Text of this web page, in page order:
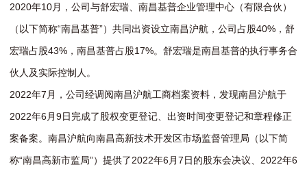
2020年10月，公司与舒宏瑞、南昌基普企业管理中心（有限合伙）
（以下简称“南昌基普”）共同出资设立南昌沪航，公司占股40%，舒
宏瑞占股43%，南昌基普占股17%。舒宏瑞是南昌基普的执行事务合
伙人及实际控制人。
2022年7月，公司经调阅南昌沪航工商档案资料，发现南昌沪航于
2022年6月9日完成了股权变更登记、出资时间变更登记和章程修正
案备案。南昌沪航向南昌高新技术开发区市场监督管理局（以下简
称“南昌高新市监局”）提供了2022年6月7日的股东会决议、2022年6